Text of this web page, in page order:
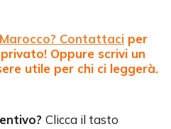
Contattaci per
Oppure scrivi un
utile per chi ci leggerà.
Clicca il tasto